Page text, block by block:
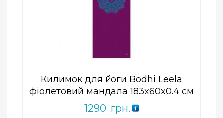
Килимок для йоги Bodhi Leela
фіолетовий мандала 183x60x0.4 см
1290 грн.
ПРИДБАТИ
Add to Wishlist